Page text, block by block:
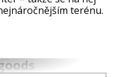
terénu.